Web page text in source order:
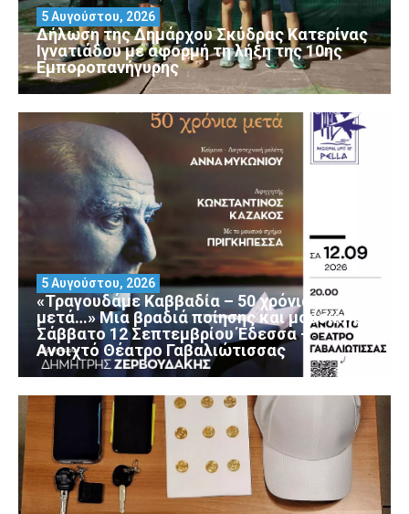
Δήλωση της Δημάρχου Σκύδρας Κατερίνας
Ιγνατιάδου με αφορμή τη λήξη της 10ης
Εμποροπανήγυρης
5 Αυγούστου, 2026
«Τραγουδάμε Καββαδία – 50 χρόνια
μετά…» Μια βραδιά ποίησης και μουσικής
Σάββατο 12 Σεπτεμβρίου Έδεσσα –
Ανοιχτό Θέατρο Γαβαλιώτισσας
5 Αυγούστου, 2026